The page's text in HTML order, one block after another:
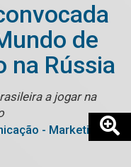
de
na Rússia
a jogar na
- Marketing